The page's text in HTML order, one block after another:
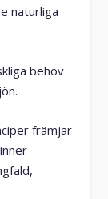
naturliga
behov
främjar